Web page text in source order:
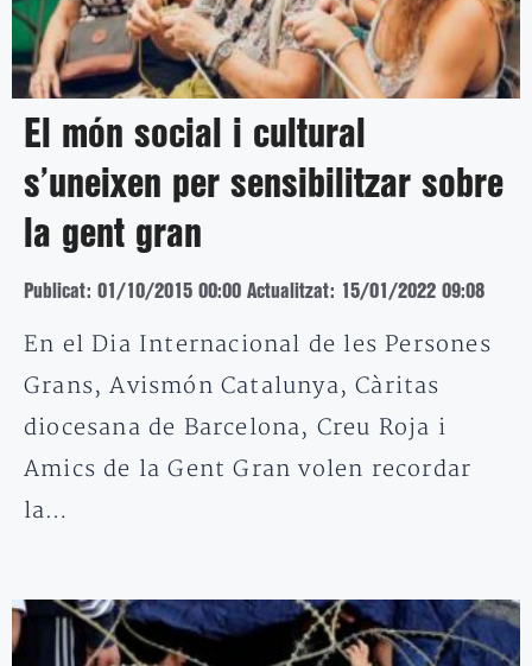
El món social i cultural
s’uneixen per sensibilitzar sobre
la gent gran
Publicat: 01/10/2015 00:00 Actualitzat: 15/01/2022 09:08
En el Dia Internacional de les Persones
Grans, Avismón Catalunya, Càritas
diocesana de Barcelona, Creu Roja i
Amics de la Gent Gran volen recordar
la…